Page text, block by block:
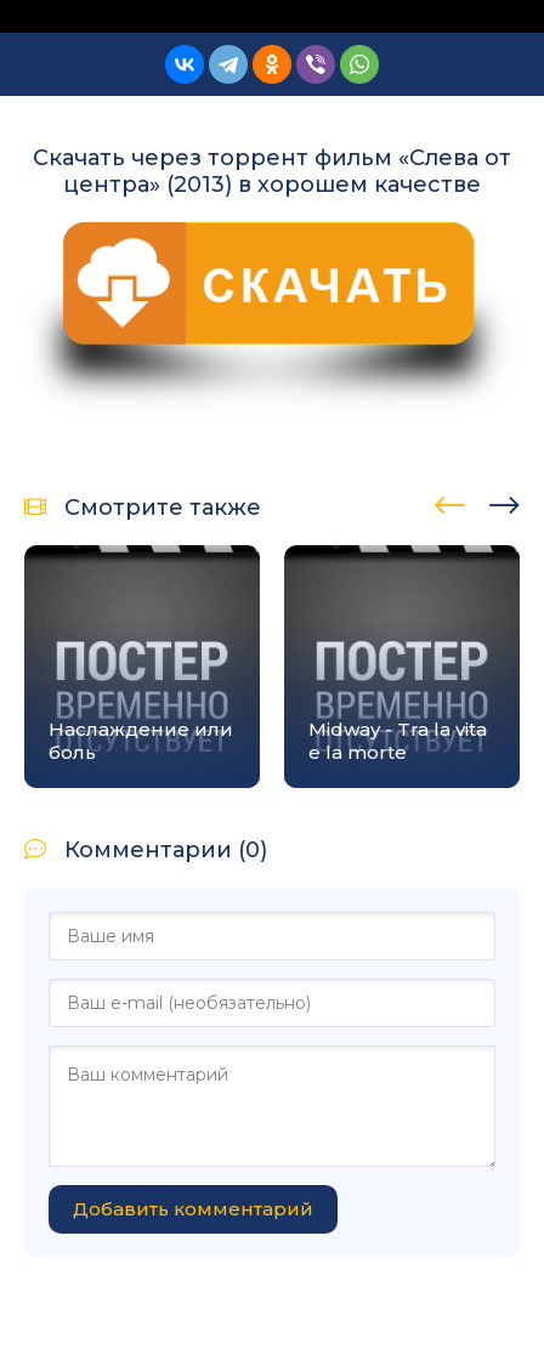
Скачать через торрент фильм «Слева от
центра» (2013) в хорошем качестве
Смотрите также
Наслаждение или
боль
Midway - Tra la vita
e la morte
Комментарии (0)
Добавить комментарий